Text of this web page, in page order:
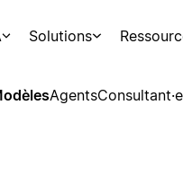
Solutions
Agents